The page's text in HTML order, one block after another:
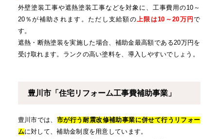
外壁塗装工事や遮熱塗装工事などを対象に、工事費用の10～
20％が補助されます。ただし支給額の 上限は10～20万円で
す。
遮熱・断熱塗装を実施した場合、補助金最高額である20万円を
受け取れます。ランクの高い塗料を、導入しやすいでしょう。
豊川市「住宅リフォーム工事費補助事業」
豊川市では、 市が行う耐震改修補助事業に併せて行うリフォー
ムに対して、補助金制度を用意しています。